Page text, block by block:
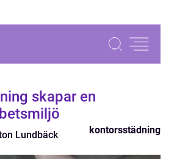
skapar en
Lundbäck kontorsstädning